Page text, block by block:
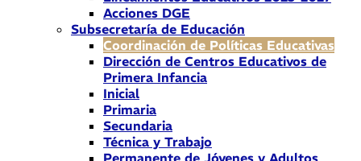
Acciones DGE
Subsecretaría de Educación
Coordinación de Políticas Educativas
Dirección de Centros Educativos de
Primera Infancia
Inicial
Primaria
Secundaria
Técnica y Trabajo
Permanente de Jóvenes y Adultos